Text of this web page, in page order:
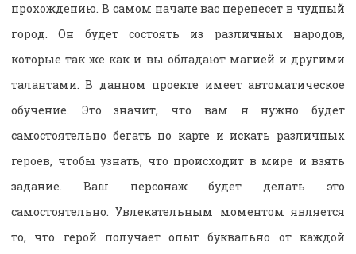
прохождению. В самом начале вас перенесет в чудный
город. Он будет состоять из различных народов,
которые так же как и вы обладают магией и другими
талантами. В данном проекте имеет автоматическое
обучение. Это значит, что вам н нужно будет
самостоятельно бегать по карте и искать различных
героев, чтобы узнать, что происходит в мире и взять
задание. Ваш персонаж будет делать это
самостоятельно. Увлекательным моментом является
то, что герой получает опыт буквально от каждой